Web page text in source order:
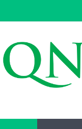
Resmi Dilantik